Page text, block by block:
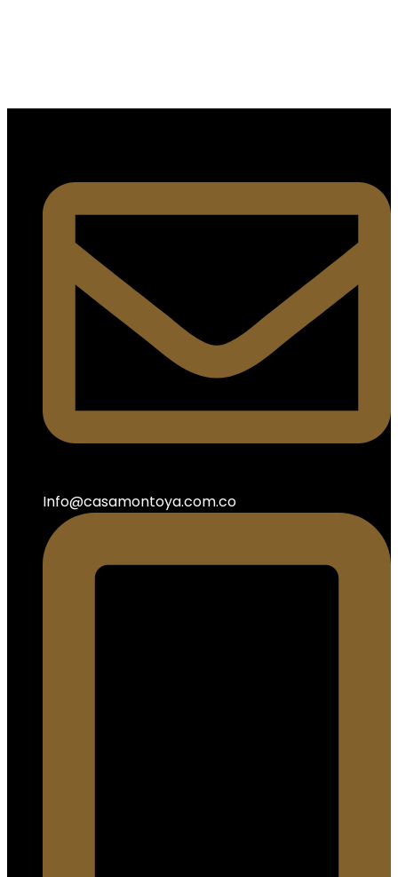
Info@casamontoya.com.co